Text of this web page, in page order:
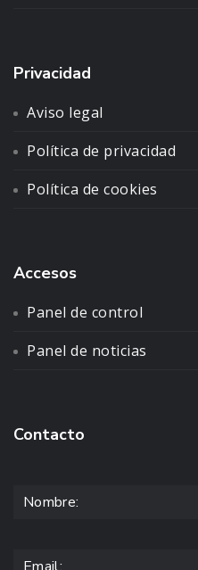
Privacidad
Aviso legal
Política de privacidad
Política de cookies
Accesos
Panel de control
Panel de noticias
Contacto